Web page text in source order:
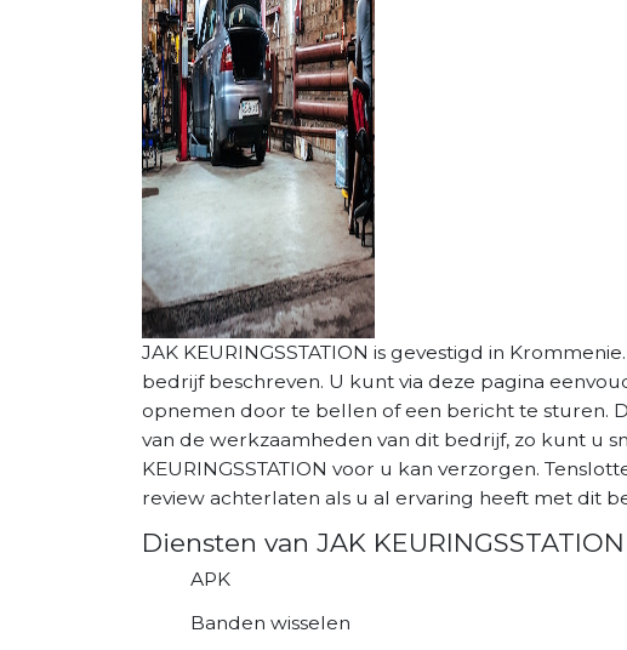
JAK KEURINGSSTATION is gevestigd in
bedrijf beschreven. U kunt via deze pagina
opnemen door te bellen of een bericht te sturen.
van de werkzaamheden van dit bedrijf, zo kunt u
KEURINGSSTATION voor u kan verzorgen.
review achterlaten als u al ervaring heeft met dit
Diensten van JAK KEURINGSSTATION
APK
Banden wisselen